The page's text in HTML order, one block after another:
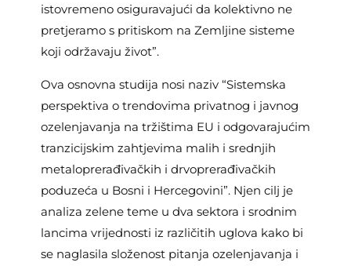
istovremeno osiguravajući da kolektivno ne
pretjeramo s pritiskom na Zemljine sisteme
koji održavaju život”.
Ova osnovna studija nosi naziv “Sistemska
perspektiva o trendovima privatnog i javnog
ozelenjavanja na tržištima EU i odgovarajućim
tranzicijskim zahtjevima malih i srednjih
metaloprerađivačkih i drvoprerađivačkih
poduzeća u Bosni i Hercegovini”. Njen cilj je
analiza zelene teme u dva sektora i srodnim
lancima vrijednosti iz različitih uglova kako bi
se naglasila složenost pitanja ozelenjavanja i